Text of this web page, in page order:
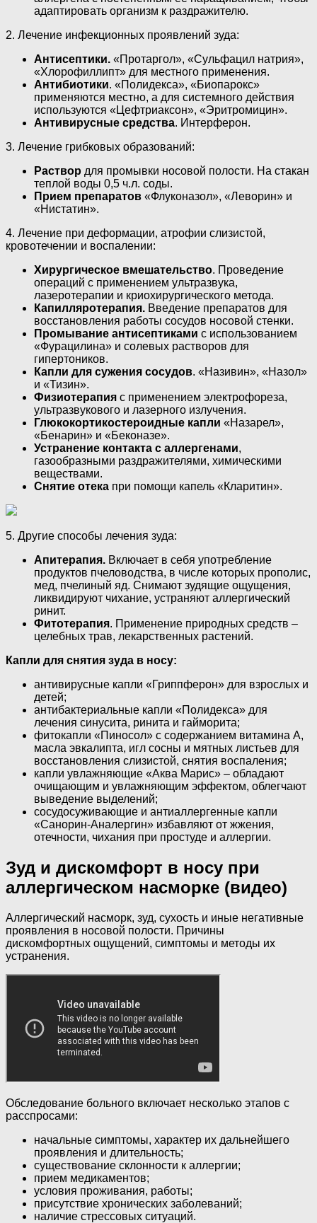
адаптировать организм к раздражителю.
2. Лечение инфекционных проявлений зуда:
Антисептики. «Протаргол», «Сульфацил натрия»,
«Хлорофиллипт» для местного применения.
Антибиотики. «Полидекса», «Биопарокс»
применяются местно, а для системного действия
используются «Цефтриаксон», «Эритромицин».
Антивирусные средства. Интерферон.
3. Лечение грибковых образований:
Раствор для промывки носовой полости. На стакан
теплой воды 0,5 ч.л. соды.
Прием препаратов «Флуконазол», «Леворин» и
«Нистатин».
4. Лечение при деформации, атрофии слизистой,
кровотечении и воспалении:
Хирургическое вмешательство. Проведение
операций с применением ультразвука,
лазеротерапии и криохирургического метода.
Капилляротерапия. Введение препаратов для
восстановления работы сосудов носовой стенки.
Промывание антисептиками с использованием
«Фурацилина» и солевых растворов для
гипертоников.
Капли для сужения сосудов. «Називин», «Назол»
и «Тизин».
Физиотерапия с применением электрофореза,
ультразвукового и лазерного излучения.
Глюкокортикостероидные капли «Назарел»,
«Бенарин» и «Беконазе».
Устранение контакта с аллергенами,
газообразными раздражителями, химическими
веществами.
Снятие отека при помощи капель «Кларитин».
5. Другие способы лечения зуда:
Апитерапия. Включает в себя употребление
продуктов пчеловодства, в числе которых прополис,
мед, пчелиный яд. Снимают зудящие ощущения,
ликвидируют чихание, устраняют аллергический
ринит.
Фитотерапия. Применение природных средств –
целебных трав, лекарственных растений.
Капли для снятия зуда в носу:
антивирусные капли «Гриппферон» для взрослых и
детей;
антибактериальные капли «Полидекса» для
лечения синусита, ринита и гайморита;
фитокапли «Пиносол» с содержанием витамина A,
масла эвкалипта, игл сосны и мятных листьев для
восстановления слизистой, снятия воспаления;
капли увлажняющие «Аква Марис» – обладают
очищающим и увлажняющим эффектом, облегчают
выведение выделений;
сосудосуживающие и антиаллергенные капли
«Санорин-Аналергин» избавляют от жжения,
отечности, чихания при простуде и аллергии.
Зуд и дискомфорт в носу при
аллергическом насморке (видео)
Аллергический насморк, зуд, сухость и иные негативные
проявления в носовой полости. Причины
дискомфортных ощущений, симптомы и методы их
устранения.
Обследование больного включает несколько этапов с
расспросами:
начальные симптомы, характер их дальнейшего
проявления и длительность;
существование склонности к аллергии;
прием медикаментов;
условия проживания, работы;
присутствие хронических заболеваний;
наличие стрессовых ситуаций.